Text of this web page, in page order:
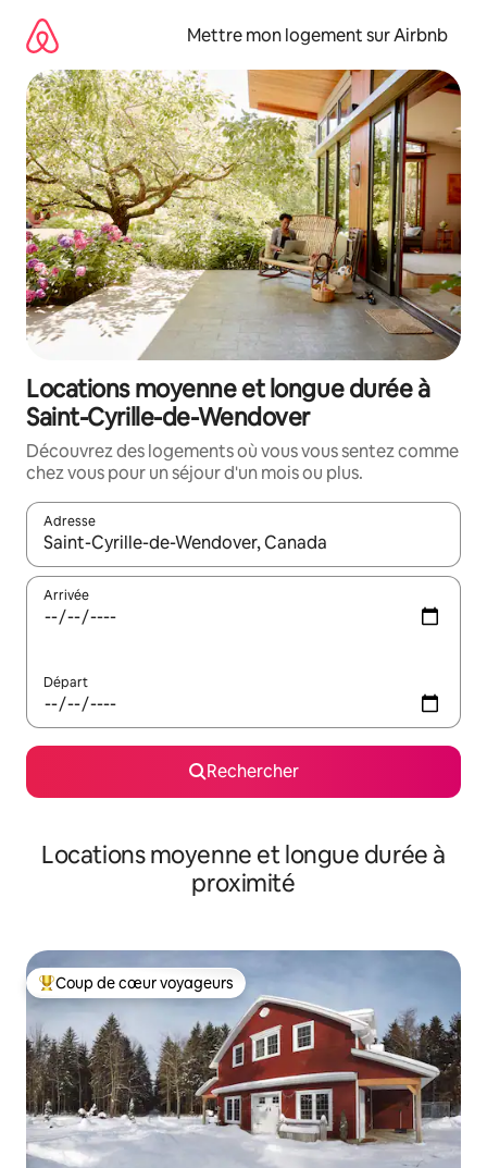
directement
contenu
Mettre mon logement sur Airbnb
Locations moyenne et longue durée à
Saint-Cyrille-de-Wendover
Découvrez des logements où vous vous sentez comme
chez vous pour un séjour d'un mois ou plus.
Adresse
Lorsque les résultats s'affichent, utilisez les flèches vers le
Arrivée
Départ
Rechercher
Locations moyenne et longue durée à
proximité
Coups de cœur voyageurs les plus appréciés
Coup de cœur voyageurs